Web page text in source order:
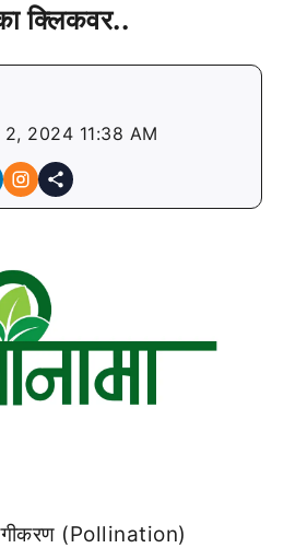
क्लिकवर..
2024 11:38 AM
(Pollination)